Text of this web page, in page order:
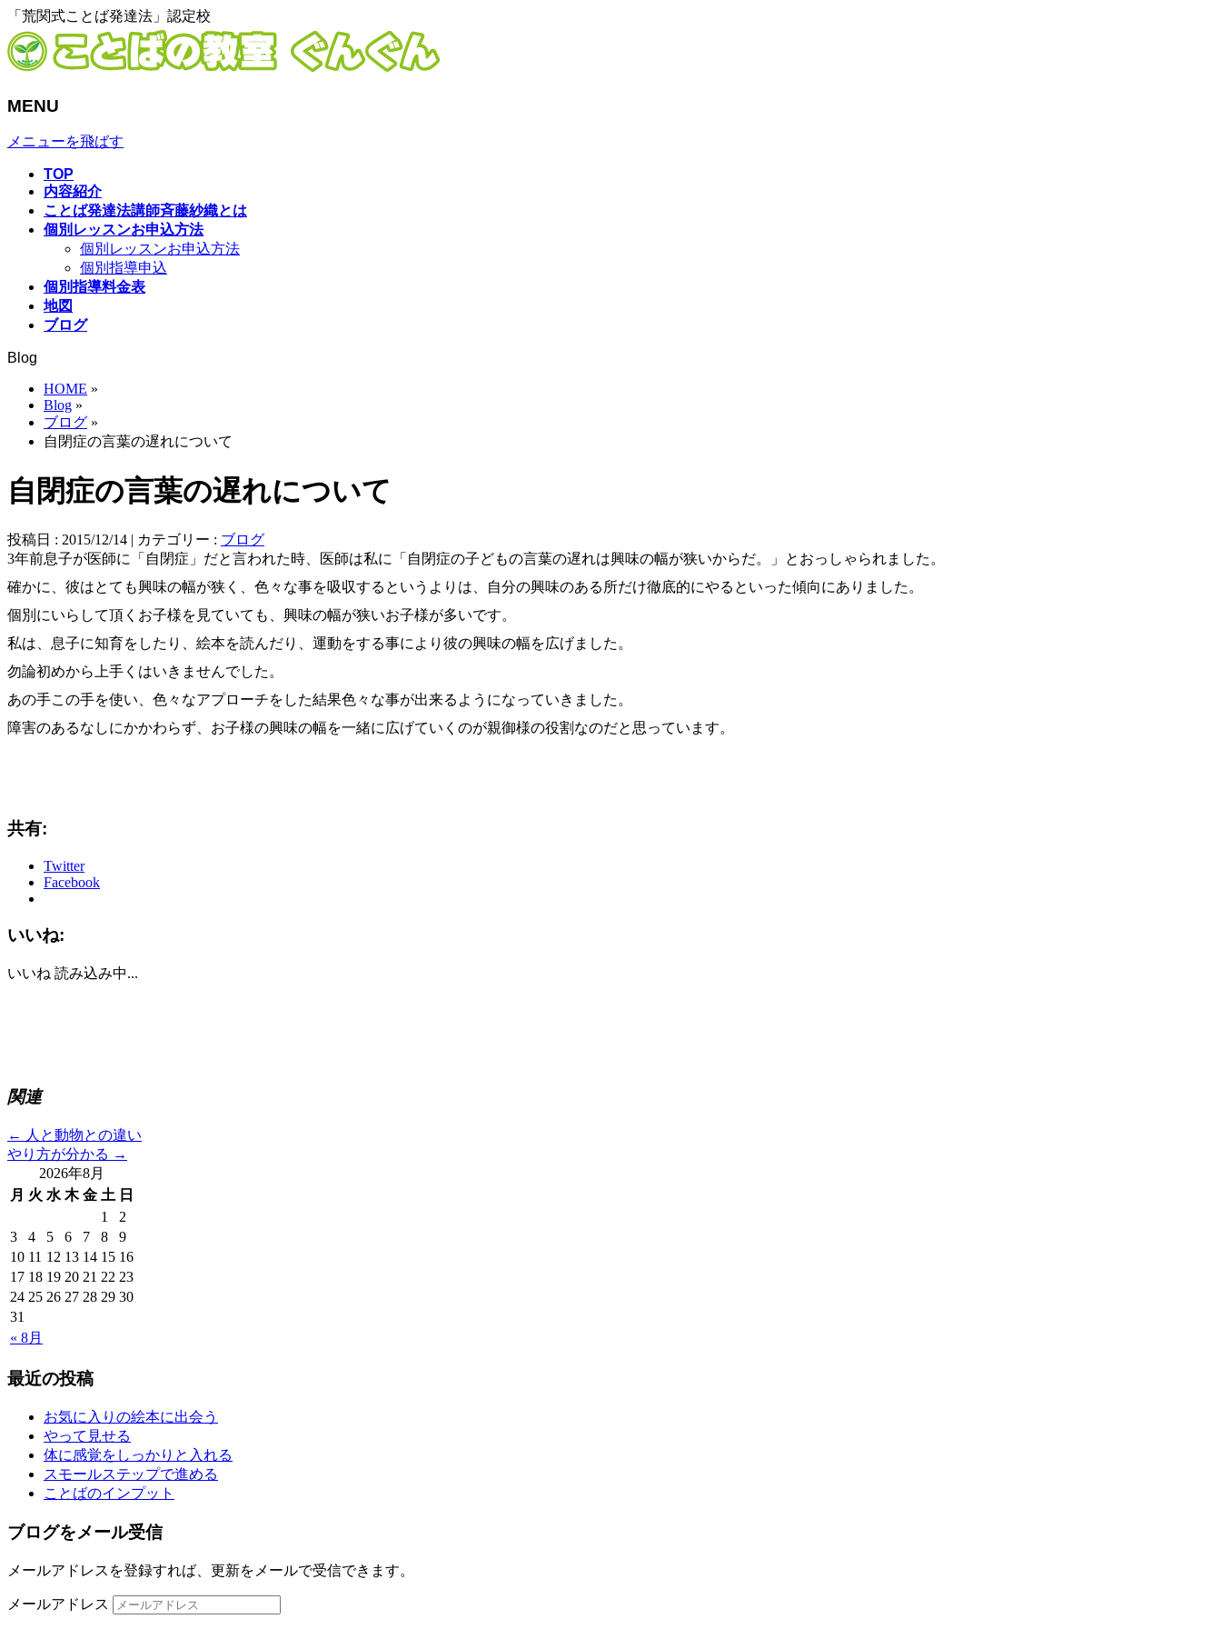
「荒関式ことば発達法」認定校
MENU
メニューを飛ばす
TOP
内容紹介
ことば発達法講師斉藤紗織とは
個別レッスンお申込方法
個別レッスンお申込方法
個別指導申込
個別指導料金表
地図
ブログ
Blog
HOME »
Blog »
ブログ »
自閉症の言葉の遅れについて
自閉症の言葉の遅れについて
投稿日 : 2015/12/14 | カテゴリー : ブログ
3年前息子が医師に「自閉症」だと言われた時、医師は私に「自閉症の子どもの言葉の遅れは興味の幅が狭いからだ。」とおっしゃられました。
確かに、彼はとても興味の幅が狭く、色々な事を吸収するというよりは、自分の興味のある所だけ徹底的にやるといった傾向にありました。
個別にいらして頂くお子様を見ていても、興味の幅が狭いお子様が多いです。
私は、息子に知育をしたり、絵本を読んだり、運動をする事により彼の興味の幅を広げました。
勿論初めから上手くはいきませんでした。
あの手この手を使い、色々なアプローチをした結果色々な事が出来るようになっていきました。
障害のあるなしにかかわらず、お子様の興味の幅を一緒に広げていくのが親御様の役割なのだと思っています。
共有:
Twitter
Facebook
いいね:
いいね 読み込み中...
関連
← 人と動物との違い
やり方が分かる →
2026年8月
月 火 水 木 金 土 日
« 8月
1
2
3
4 5 6 7 8
9
10 11 12 13 14 15 16
17 18 19 20 21 22 23
24 25 26 27 28 29 30
31
最近の投稿
お気に入りの絵本に出会う
やって見せる
体に感覚をしっかりと入れる
スモールステップで進める
ことばのインプット
ブログをメール受信
メールアドレスを登録すれば、更新をメールで受信できます。
メールアドレス